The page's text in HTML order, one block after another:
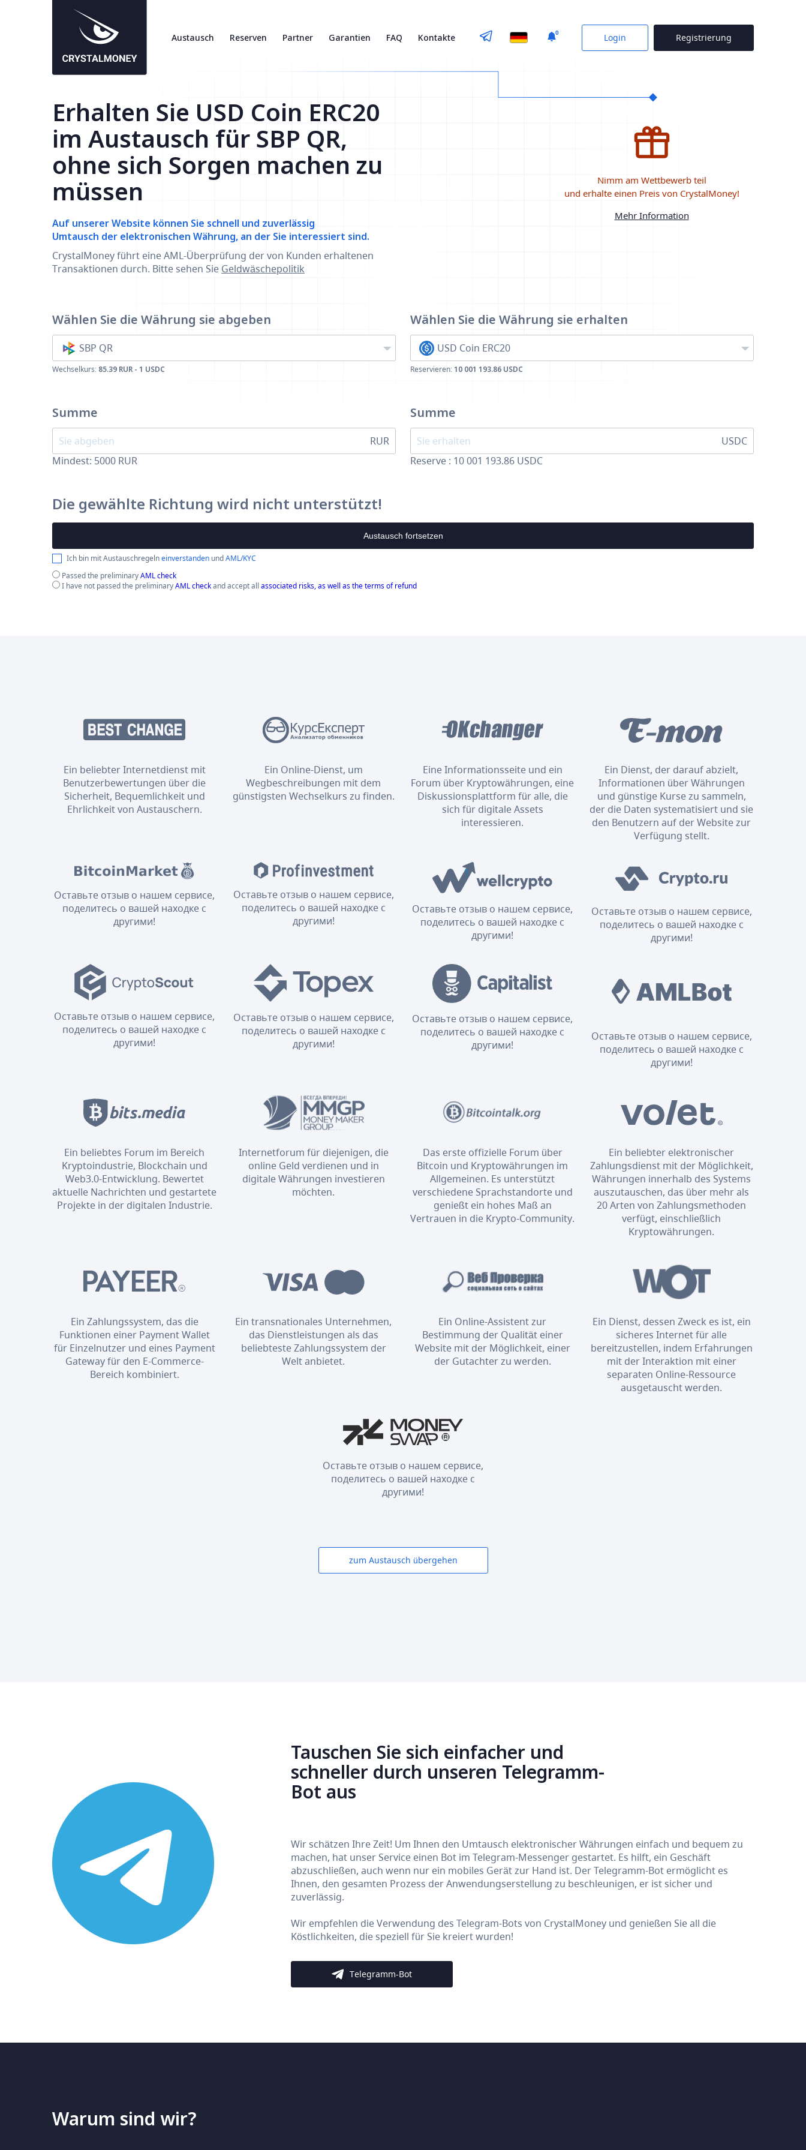
Austausch Reserven Partner Garantien FAQ Kontakte 0 Login Registrierung
Erhalten Sie USD Coin ERC20
im Austausch für SBP QR,
ohne sich Sorgen machen zu
müssen
Auf unserer Website können Sie schnell und zuverlässig
Umtausch der elektronischen Währung, an der Sie interessiert sind.
CrystalMoney führt eine AML-Überprüfung der von Kunden erhaltenen
Transaktionen durch. Bitte sehen Sie Geldwäschepolitik
Nimm am Wettbewerb teil
und erhalte einen Preis von CrystalMoney!
Mehr Information
Wählen Sie die Währung sie abgeben
SBP QR
Wechselkurs: 85.39 RUR - 1 USDC
Summe
RUR
Mindest: 5000 RUR
Wählen Sie die Währung sie erhalten
USD Coin ERC20
Reservieren: 10 001 193.86 USDC
Summe
USDC
Reserve : 10 001 193.86 USDC
Die gewählte Richtung wird nicht unterstützt!
Austausch fortsetzen
Ich bin mit Austauschregelneinverstanden undAML/KYC
Passed the preliminaryAML check
I have not passed the preliminaryAML checkand accept all associated risks, as well as the terms of refund
Ein beliebter Internetdienst mit
Benutzerbewertungen über die
Sicherheit, Bequemlichkeit und
Ehrlichkeit von Austauschern.
Ein Online-Dienst, um
Wegbeschreibungen mit dem
günstigsten Wechselkurs zu finden.
Eine Informationsseite und ein
Forum über Kryptowährungen, eine
Diskussionsplattform für alle, die
sich für digitale Assets
interessieren.
Ein Dienst, der darauf abzielt,
Informationen über Währungen
und günstige Kurse zu sammeln,
der die Daten systematisiert und sie
den Benutzern auf der Website zur
Verfügung stellt.
Оставьте отзыв о нашем сервисе,
поделитесь о вашей находке с
другими!
Оставьте отзыв о нашем сервисе,
поделитесь о вашей находке с
другими!
Оставьте отзыв о нашем сервисе,
поделитесь о вашей находке с
другими!
Оставьте отзыв о нашем сервисе,
поделитесь о вашей находке с
другими!
Оставьте отзыв о нашем сервисе,
поделитесь о вашей находке с
другими!
Оставьте отзыв о нашем сервисе,
поделитесь о вашей находке с
другими!
Оставьте отзыв о нашем сервисе,
поделитесь о вашей находке с
другими!
Оставьте отзыв о нашем сервисе,
поделитесь о вашей находке с
другими!
Ein beliebtes Forum im Bereich
Kryptoindustrie, Blockchain und
Web3.0-Entwicklung. Bewertet
aktuelle Nachrichten und gestartete
Projekte in der digitalen Industrie.
Internetforum für diejenigen, die
online Geld verdienen und in
digitale Währungen investieren
möchten.
Das erste offizielle Forum über
Bitcoin und Kryptowährungen im
Allgemeinen. Es unterstützt
verschiedene Sprachstandorte und
genießt ein hohes Maß an
Vertrauen in die Krypto-Community.
Ein beliebter elektronischer
Zahlungsdienst mit der Möglichkeit,
Währungen innerhalb des Systems
auszutauschen, das über mehr als
20 Arten von Zahlungsmethoden
verfügt, einschließlich
Kryptowährungen.
Ein Zahlungssystem, das die
Funktionen einer Payment Wallet
für Einzelnutzer und eines Payment
Gateway für den E-Commerce-
Bereich kombiniert.
Ein transnationales Unternehmen,
das Dienstleistungen als das
beliebteste Zahlungssystem der
Welt anbietet.
Ein Online-Assistent zur
Bestimmung der Qualität einer
Website mit der Möglichkeit, einer
der Gutachter zu werden.
Ein Dienst, dessen Zweck es ist, ein
sicheres Internet für alle
bereitzustellen, indem Erfahrungen
mit der Interaktion mit einer
separaten Online-Ressource
ausgetauscht werden.
Оставьте отзыв о нашем сервисе,
поделитесь о вашей находке с
другими!
zum Austausch übergehen
Tauschen Sie sich einfacher und
schneller durch unseren Telegramm-
Bot aus
Wir schätzen Ihre Zeit! Um Ihnen den Umtausch elektronischer Währungen einfach und bequem zu
machen, hat unser Service einen Bot im Telegram-Messenger gestartet. Es hilft, ein Geschäft
abzuschließen, auch wenn nur ein mobiles Gerät zur Hand ist. Der Telegramm-Bot ermöglicht es
Ihnen, den gesamten Prozess der Anwendungserstellung zu beschleunigen, er ist sicher und
zuverlässig.
Wir empfehlen die Verwendung des Telegram-Bots von CrystalMoney und genießen Sie all die
Köstlichkeiten, die speziell für Sie kreiert wurden!
Telegramm-Bot
Warum sind wir?